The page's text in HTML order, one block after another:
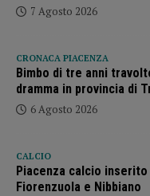
7 Agosto 2026
CRONACA PIACENZA
Bimbo di tre anni
dramma in provincia di
6 Agosto 2026
CALCIO
Piacenza calcio
Fiorenzuola e Nibbiano